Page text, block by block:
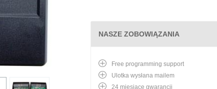
NASZE ZOBOWIĄZANIA
Free programming support
Ulotka wysłana mailem
24 miesiące gwarancji